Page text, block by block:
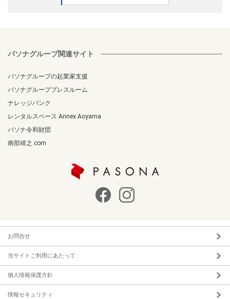
パソナグループ関連サイト
パソナグループの起業家支援
パソナグループプレスルーム
ナレッジバンク
レンタルスペース Annex Aoyama
パソナ令和財団
南部靖之.com
お問合せ
当サイトご利用にあたって
個人情報保護方針
情報セキュリティ